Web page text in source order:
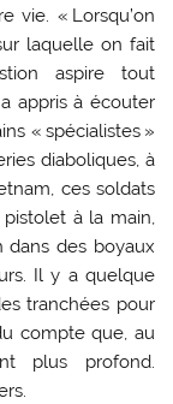
vie. « Lorsqu’on
laquelle on fait
aspire tout
appris à écouter
« spécialistes »
diaboliques, à
ces soldats
à la main,
dans des boyaux
Il y a quelque
tranchées pour
compte que, au
plus profond.